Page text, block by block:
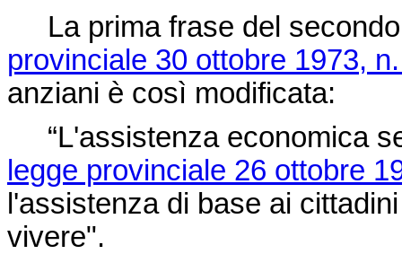
La prima frase del
provinciale 30 ottobre 1973,
anziani è così modificata:
“L'assistenza economica
legge provinciale 26 ottobre
l'assistenza di base ai
vivere".